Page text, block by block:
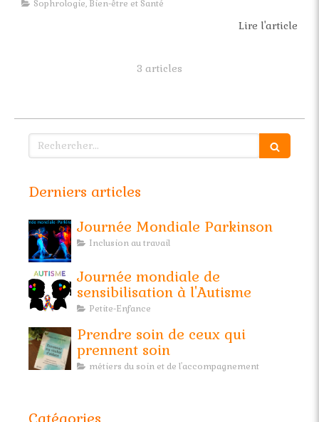
Sophrologie, Bien-être et Santé
Lire l'article
3 articles
Rechercher
Derniers articles
Journée Mondiale Parkinson
Inclusion au travail
Journée mondiale de
sensibilisation à l'Autisme
Petite-Enfance
Prendre soin de ceux qui
prennent soin
métiers du soin et de l'accompagnement
Catégories